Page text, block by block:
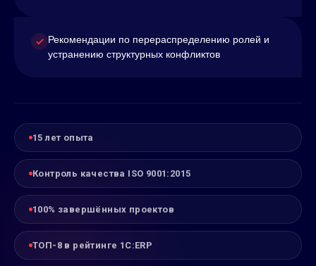
Рекомендации по перераспределению ролей и
устранению структурных конфликтов
15 лет опыта
Контроль качества ISO 9001:2015
100% завершённых проектов
ТОП-8 в рейтинге 1С:ERP